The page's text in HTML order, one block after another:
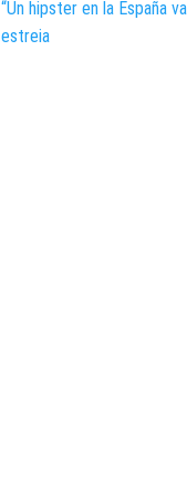
“Un hipster en la España
estreia